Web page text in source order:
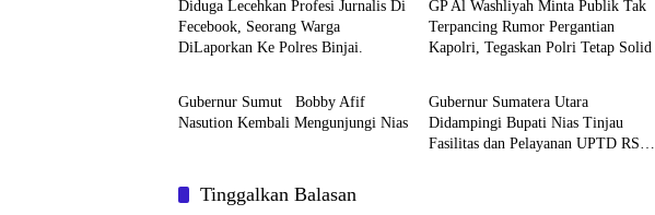
Diduga Lecehkan Profesi Jurnalis Di
Fecebook, Seorang Warga
DiLaporkan Ke Polres Binjai.
GP Al Washliyah Minta Publik Tak
Terpancing Rumor Pergantian
Kapolri, Tegaskan Polri Tetap Solid
Berita
Gubernur Sumut Bobby Afif
Nasution Kembali Mengunjungi Nias
Berita
Gubernur Sumatera Utara
Didampingi Bupati Nias Tinjau
Fasilitas dan Pelayanan UPTD RSUD
Tinggalkan Balasan